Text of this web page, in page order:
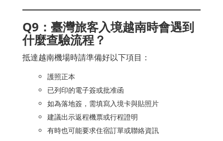
Q9：臺灣旅客入境越南時會遇到
什麼查驗流程？
抵達越南機場時請準備好以下項目：
護照正本
已列印的電子簽或批准函
如為落地簽，需填寫入境卡與貼照片
建議出示返程機票或行程證明
有時也可能要求住宿訂單或聯絡資訊